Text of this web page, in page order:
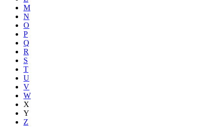
M
N
O
P
Q
R
S
T
U
V
W
X
Y
Z